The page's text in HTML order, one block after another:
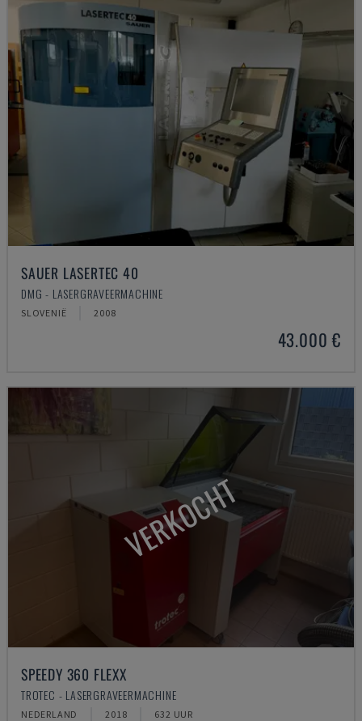
SAUER LASERTEC 40
DMG - LASERGRAVEERMACHINE
SLOVENIË 2008
43.000 €
VERKOCHT
SPEEDY 360 FLEXX
TROTEC - LASERGRAVEERMACHINE
NEDERLAND 2018 632 UUR